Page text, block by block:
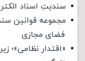
سندیتِ اسناد
مجموعه قوانین
فضای مجازی
«اقتدار نظامی»؛